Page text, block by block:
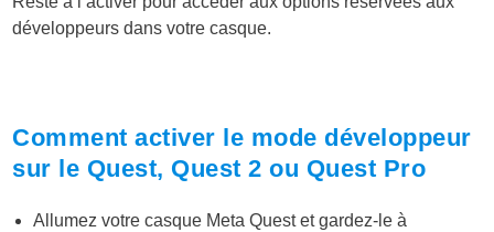
développeurs dans votre casque.
Comment activer le mode développeur
sur le Quest, Quest 2 ou Quest Pro
Allumez votre casque Meta Quest et gardez-le à